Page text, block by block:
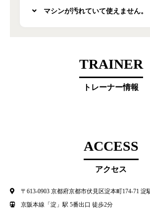
マシンが汚れていて使えません。
TRAINER
トレーナー情報
ACCESS
アクセス
〒613-0903 京都府京都市伏見区淀本町174-71 淀
京阪本線「淀」駅 5番出口 徒歩2分